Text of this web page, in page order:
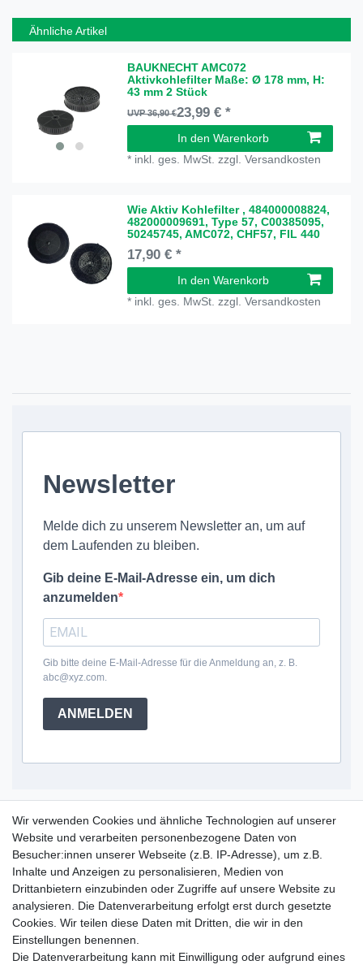
Ähnliche Artikel
BAUKNECHT AMC072
Aktivkohlefilter Maße: Ø 178 mm, H:
43 mm 2 Stück
UVP 36,90 €23,99 € *
In den Warenkorb
* inkl. ges. MwSt. zzgl.Versandkosten
Wie Aktiv Kohlefilter , 484000008824,
482000009691, Type 57, C00385095,
50245745, AMC072, CHF57, FIL 440
17,90 € *
In den Warenkorb
* inkl. ges. MwSt. zzgl.Versandkosten
Newsletter
Melde dich zu unserem Newsletter an, um auf
dem Laufenden zu bleiben.
Gib deine E-Mail-Adresse ein, um dich
anzumelden
Gib bitte deine E-Mail-Adresse für die Anmeldung an, z. B.
abc@xyz.com.
ANMELDEN
Service Hotline
+49 (0) 52 50 / 99 290 30
Montag - Freitag, 09:00 - 15:30
Informationen
Zahlung und Versand
Garantieerklärung
Info Reklamationen
Wir verwenden Cookies und ähnliche Technologien auf unserer
Website und verarbeiten personenbezogene Daten von
Besucher:innen unserer Webseite (z.B. IP-Adresse), um z.B.
Inhalte und Anzeigen zu personalisieren, Medien von
Drittanbietern einzubinden oder Zugriffe auf unsere Website zu
analysieren. Die Datenverarbeitung erfolgt erst durch gesetzte
Cookies. Wir teilen diese Daten mit Dritten, die wir in den
Einstellungen benennen.
Die Datenverarbeitung kann mit Einwilligung oder aufgrund eines